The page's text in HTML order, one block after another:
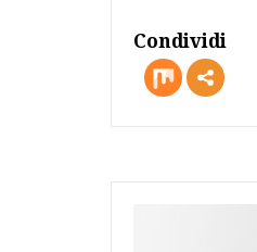
Condividi